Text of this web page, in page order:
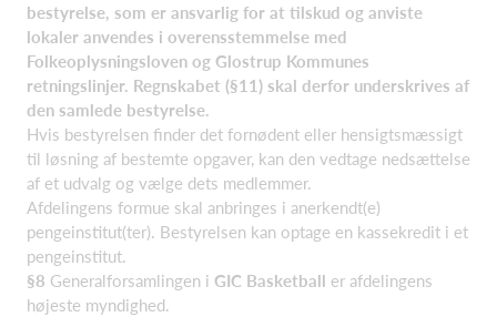
bestyrelse, som er ansvarlig for at tilskud og anviste
lokaler anvendes i overensstemmelse med
Folkeoplysningsloven og Glostrup Kommunes
retningslinjer. Regnskabet (§11) skal derfor underskrives af
den samlede bestyrelse.
Hvis bestyrelsen finder det fornødent eller hensigtsmæssigt
til løsning af bestemte opgaver, kan den vedtage nedsættelse
af et udvalg og vælge dets medlemmer.
Afdelingens formue skal anbringes i anerkendt(e)
pengeinstitut(ter). Bestyrelsen kan optage en kassekredit i et
pengeinstitut.
§8 Generalforsamlingen i GIC Basketball er afdelingens
højeste myndighed.